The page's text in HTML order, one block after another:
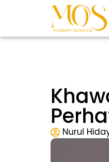
Nurul